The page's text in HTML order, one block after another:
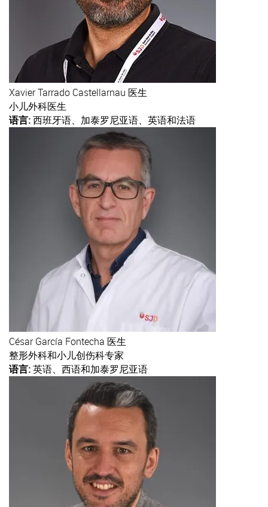
XavierTarrado Castellarnau 医生
小儿外科医生
语言:西班牙语、加泰罗尼亚语、英语和法语
CésarGarcía Fontecha 医生
整形外科和小儿创伤科专家
语言:英语、西语和加泰罗尼亚语